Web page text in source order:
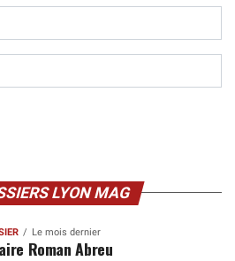
LYON MAG
Le mois dernier
Roman Abreu